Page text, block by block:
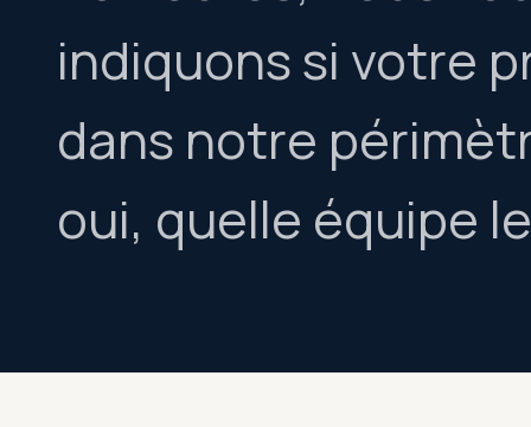
indiquons si votre
dans notre
oui, quelle équipe